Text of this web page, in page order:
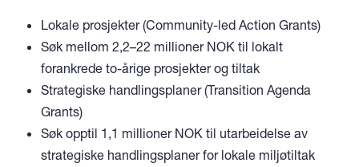
Lokale prosjekter (Community-led Action Grants)
Søk mellom 2,2–22 millioner NOK til lokalt
forankrede to-årige prosjekter og tiltak
Strategiske handlingsplaner (Transition Agenda
Grants)
Søk opptil 1,1 millioner NOK til utarbeidelse av
strategiske handlingsplaner for lokale miljøtiltak